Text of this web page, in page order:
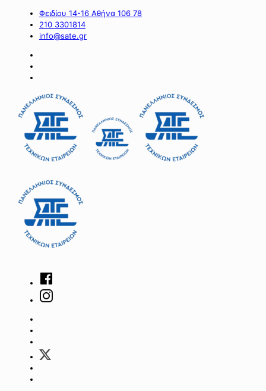
Φειδίου 14-16 Αθήνα 106 78
210 3301814
info@sate.gr